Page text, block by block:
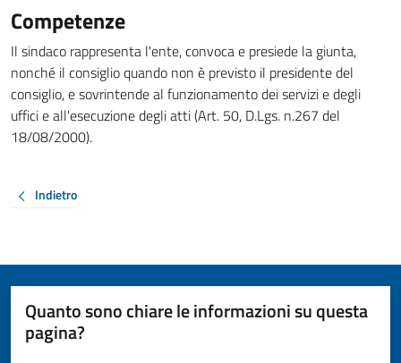
Competenze
Il sindaco rappresenta l'ente, convoca e presiede la giunta,
nonché il consiglio quando non è previsto il presidente del
consiglio, e sovrintende al funzionamento dei servizi e degli
uffici e all'esecuzione degli atti (Art. 50, D.Lgs. n.267 del
18/08/2000).
Indietro
Quanto sono chiare le informazioni su questa
pagina?